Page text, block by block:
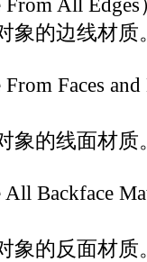
象的边线材质
From Faces
象的线面材质
All Backface
象的反面材质